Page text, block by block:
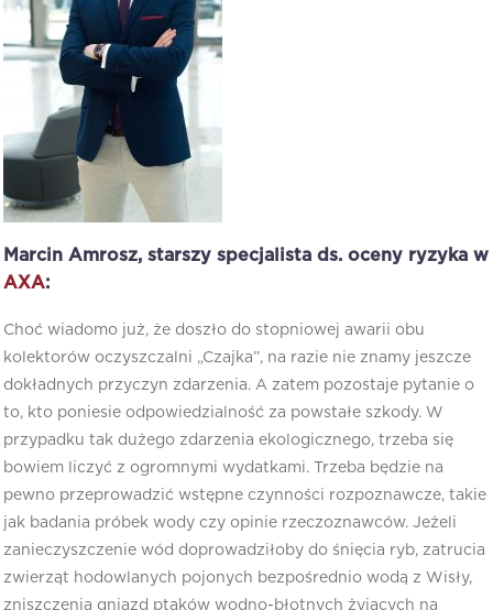
Marcin Amrosz, starszy specjalista ds. oceny ryzyka w
AXA:
Choć wiadomo już, że doszło do stopniowej awarii obu
kolektorów oczyszczalni „Czajka”, na razie nie znamy jeszcze
dokładnych przyczyn zdarzenia. A zatem pozostaje pytanie o
to, kto poniesie odpowiedzialność za powstałe szkody. W
przypadku tak dużego zdarzenia ekologicznego, trzeba się
bowiem liczyć z ogromnymi wydatkami. Trzeba będzie na
pewno przeprowadzić wstępne czynności rozpoznawcze, takie
jak badania próbek wody czy opinie rzeczoznawców. Jeżeli
zanieczyszczenie wód doprowadziłoby do śnięcia ryb, zatrucia
zwierząt hodowlanych pojonych bezpośrednio wodą z Wisły,
zniszczenia gniazd ptaków wodno-błotnych żyjących na